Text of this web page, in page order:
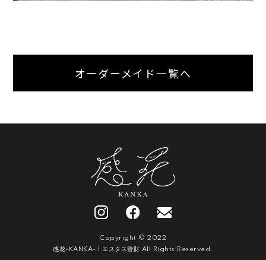
オーダーメイド一覧へ
Copyright © 2022
感花-KANKA- | エスタス管財 All Rights Reserved.